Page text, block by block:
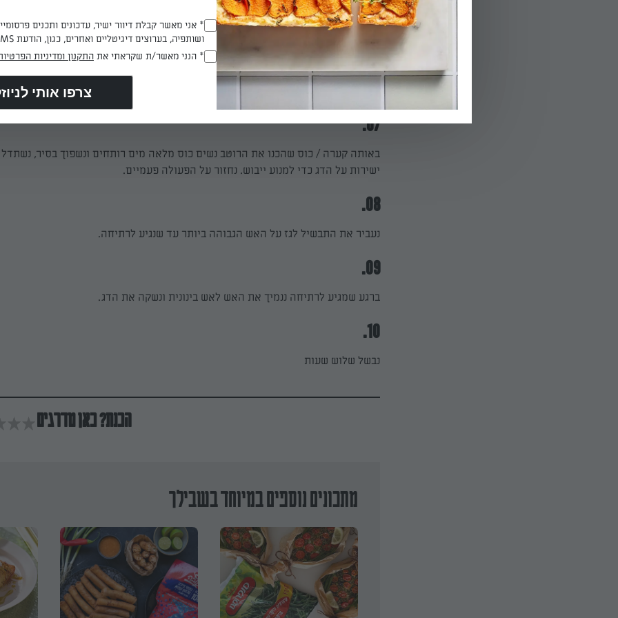
לכוס / קערה נמזוג רבע כוס שמן, פפריקה מתוקה, כמון ומלח ונערבב.
06.
נשפוך מעל הדגים את הרוטב.
07.
באותה קערה / כוס שהכנו את הרוטב נשים כוס מלאה מים רותחים ונשפוך בסיר,
ישירות על הדג כדי למנוע ייבוש. נחזור על הפעולה פעמיים.
08.
נעביר את התבשיל לגז על האש הגבוהה ביותר עד שנגיע לרתיחה.
09.
ברגע שמגיע לרתיחה ננמיך את האש לאש בינונית ונשקה את הדג.
10.
נבשל שלוש שעות
הכנת? כאן מדרגים
מתכונים נוספים במיוחד בשבילך
(חובה)
* אני מאשר קבלת דיוור ישיר, עדכונים ותכנים
ושותפיה, בערוצים דיגיטליים ואחרים, כגון, הודעת SMS וואטסאפ, מייל
(חובה)
* הנני מאשר/ת שקראתי את התקנון ומדיניות